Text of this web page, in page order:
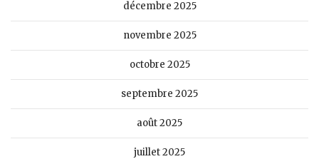
décembre 2025
novembre 2025
octobre 2025
septembre 2025
août 2025
juillet 2025